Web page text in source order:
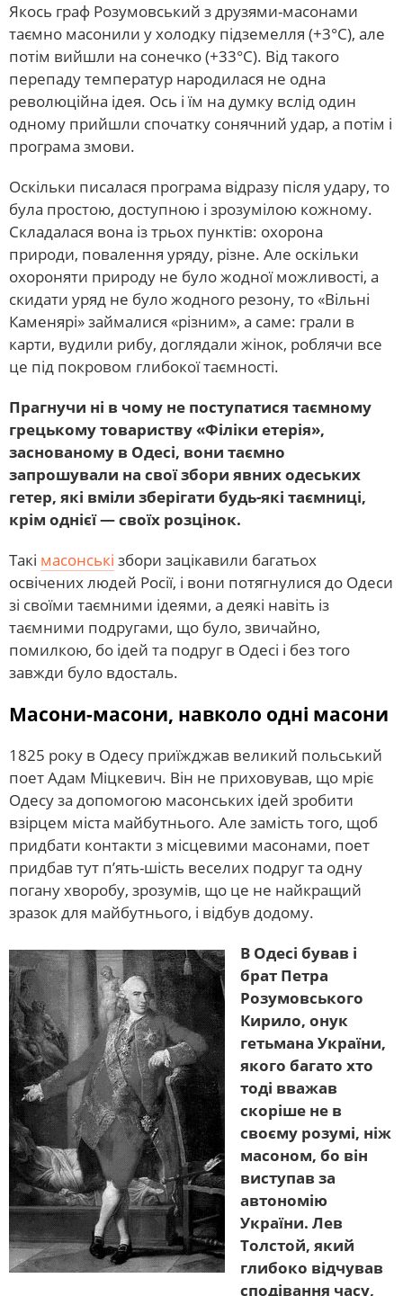
Якось граф Розумовський з друзями-масонами
таємно масонили у холодку підземелля (+3°С), але
потім вийшли на сонечко (+33°С). Від такого
перепаду температур народилася не одна
революційна ідея. Ось і їм на думку вслід один
одному прийшли спочатку сонячний удар, а потім і
програма змови.
Оскільки писалася програма відразу після удару, то
була простою, доступною і зрозумілою кожному.
Складалася вона із трьох пунктів: охорона
природи, повалення уряду, різне. Але оскільки
охороняти природу не було жодної можливості, а
скидати уряд не було жодного резону, то «Вільні
Каменярі» займалися «різним», а саме: грали в
карти, вудили рибу, доглядали жінок, роблячи все
це під покровом глибокої таємності.
Прагнучи ні в чому не поступатися таємному
грецькому товариству «Філіки етерія»,
заснованому в Одесі, вони таємно
запрошували на свої збори явних одеських
гетер, які вміли зберігати будь-які таємниці,
крім однієї — своїх розцінок.
Такі масонські збори зацікавили багатьох
освічених людей Росії, і вони потягнулися до Одеси
зі своїми таємними ідеями, а деякі навіть із
таємними подругами, що було, звичайно,
помилкою, бо ідей та подруг в Одесі і без того
завжди було вдосталь.
Масони-масони, навколо одні масони
1825 року в Одесу приїжджав великий польський
поет Адам Міцкевич. Він не приховував, що мріє
Одесу за допомогою масонських ідей зробити
взірцем міста майбутнього. Але замість того, щоб
придбати контакти з місцевими масонами, поет
придбав тут п’ять-шість веселих подруг та одну
погану хворобу, зрозумів, що це не найкращий
зразок для майбутнього, і відбув додому.
В Одесі бував і
брат Петра
Розумовського
Кирило, онук
гетьмана України,
якого багато хто
тоді вважав
скоріше не в
своєму розумі, ніж
масоном, бо він
виступав за
автономію
України. Лев
Толстой, який
глибоко відчував
сподівання часу,